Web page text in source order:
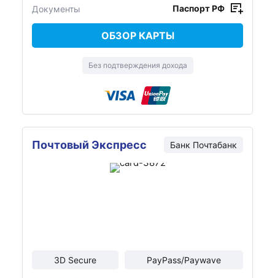
Документы Паспорт РФ
ОБЗОР КАРТЫ
Без подтверждения дохода
Почтовый Экспресс Банк Почтабанк
3D Secure PayPass/Paywave